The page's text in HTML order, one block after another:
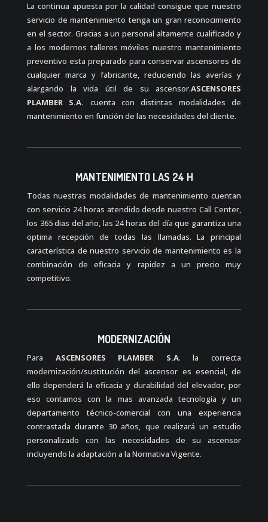
La continua apuesta por la calidad consigue que nuestro
servicio de mantenimiento tenga un gran reconocimiento
en el sector. Gracias a un personal altamente cualificado y
a los modernos talleres móviles nuestro mantenimiento
preventivo esta preparado para conservar ascensores de
cualquier marca y fabricante, reduciendo las averías y
alargando la vida útil de su ascensor.ASCENSORES
PLAMBER S.A. cuenta con distintas modalidades de
mantenimiento en función de las necesidades del cliente.
MANTENIMIENTO LAS 24 H
Todas nuestras modalidades de mantenimiento cuentan
con servicio 24 horas atendido desde nuestro Call Center,
los 365 dias del año, las 24 horas del día que garantiza una
optima recepción de todas las llamadas. La principal
característica de nuestro servicio de mantenimiento es la
combinación de eficacia y rapidez a un precio muy
competitivo.
MODERNIZACIÓN
Para ASCENSORES PLAMBER S.A. la correcta
modernización/sustitución del ascensor es esencial, de
ello dependerá la eficacia y durabilidad del elevador, por
eso contamos con la mas avanzada tecnología y un
departamento técnico-comercial con una experiencia
contrastada durante 30 años, que realizará un estudio
personalizado con las necesidades de su ascensor
incluyendo la adaptación a la Normativa Vigente.